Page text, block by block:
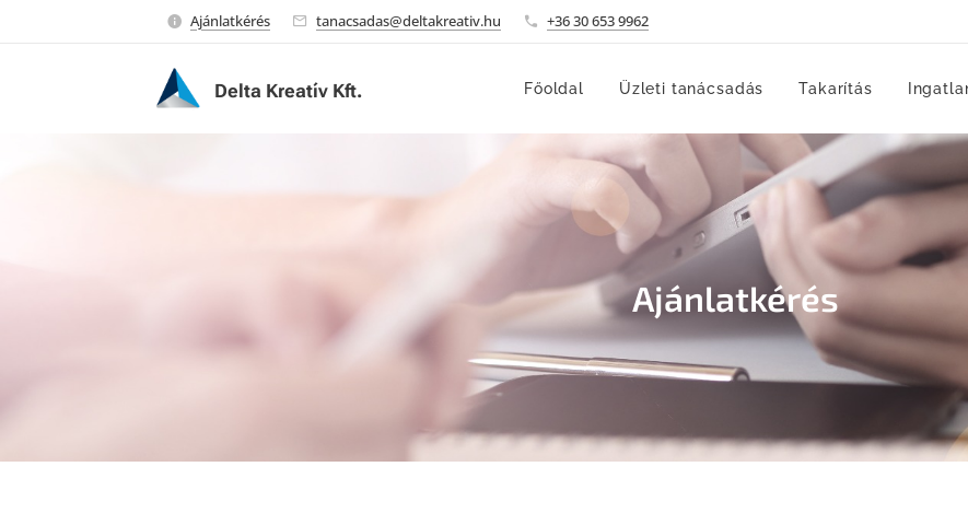
Ajánlatkérés tanacsadas@deltakreativ.hu +36 30 653 9962
Delta Kreatív Kft. Főoldal Üzleti tanácsadás Takarítás
Ajánlatkérés